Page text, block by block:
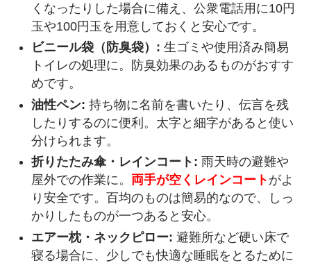
くなったりした場合に備え、公衆電話用に10円
玉や100円玉を用意しておくと安心です。
ビニール袋（防臭袋）: 生ゴミや使用済み簡易
トイレの処理に。防臭効果のあるものがおすす
めです。
油性ペン: 持ち物に名前を書いたり、伝言を残
したりするのに便利。太字と細字があると使い
分けられます。
折りたたみ傘・レインコート: 雨天時の避難や
屋外での作業に。 両手が空くレインコート がよ
り安全です。百均のものは簡易的なので、しっ
かりしたものが一つあると安心。
エアー枕・ネックピロー: 避難所など硬い床で
寝る場合に、少しでも快適な睡眠をとるために